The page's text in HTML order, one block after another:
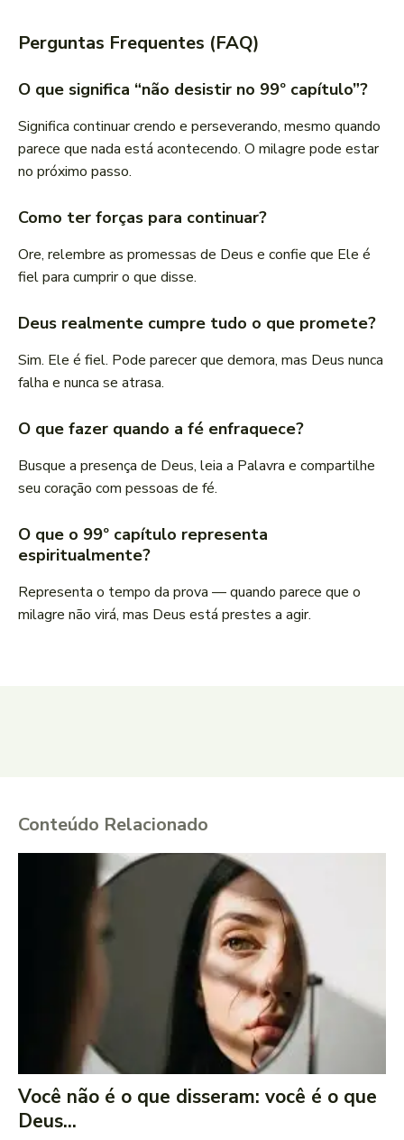
Perguntas Frequentes (FAQ)
O que significa “não desistir no 99º capítulo”?
Significa continuar crendo e perseverando, mesmo quando
parece que nada está acontecendo. O milagre pode estar
no próximo passo.
Como ter forças para continuar?
Ore, relembre as promessas de Deus e confie que Ele é
fiel para cumprir o que disse.
Deus realmente cumpre tudo o que promete?
Sim. Ele é fiel. Pode parecer que demora, mas Deus nunca
falha e nunca se atrasa.
O que fazer quando a fé enfraquece?
Busque a presença de Deus, leia a Palavra e compartilhe
seu coração com pessoas de fé.
O que o 99º capítulo representa
espiritualmente?
Representa o tempo da prova — quando parece que o
milagre não virá, mas Deus está prestes a agir.
Conteúdo Relacionado
Você não é o que disseram: você é o que
Deus...